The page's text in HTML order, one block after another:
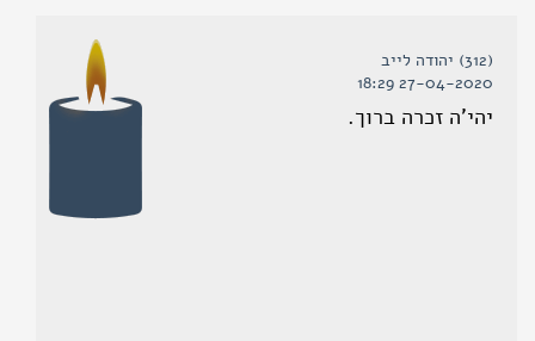
(312) יהודה לייב
27-04-2020 18:29
יהי'ה זכרה ברוך.